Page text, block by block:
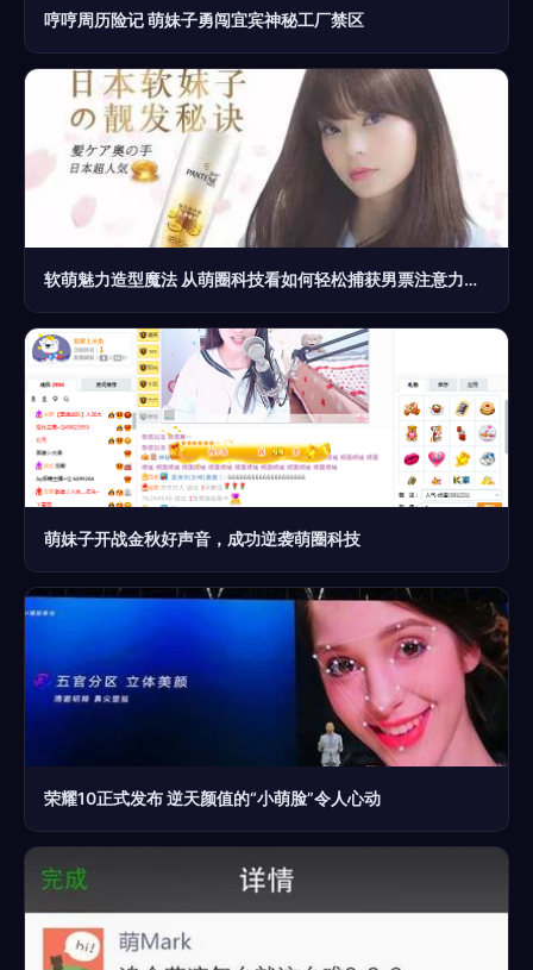
哼哼周历险记 萌妹子勇闯宜宾神秘工厂禁区
软萌魅力造型魔法 从萌圈科技看如何轻松捕获男票注意力的秘诀
萌妹子开战金秋好声音，成功逆袭萌圈科技
荣耀10正式发布 逆天颜值的“小萌脸”令人心动